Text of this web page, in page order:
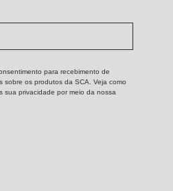
para recebimento de
sobre os produtos da SCA. Veja como
sua privacidade por meio da nossa